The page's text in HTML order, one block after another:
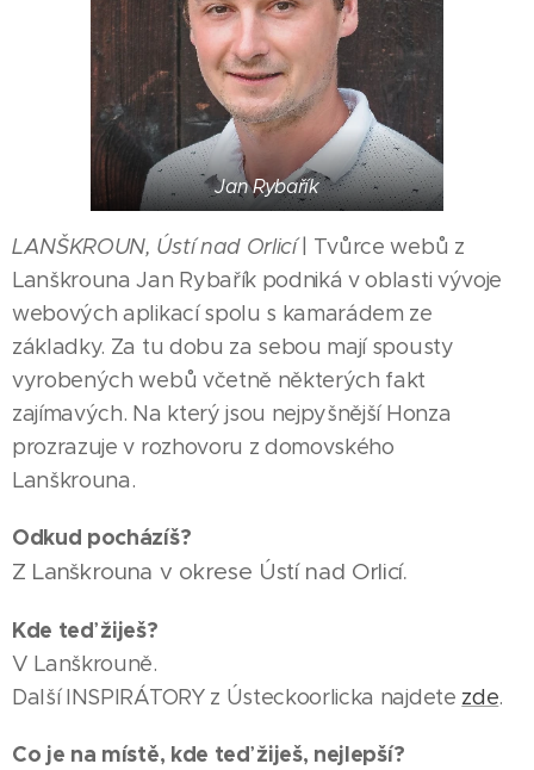
Jan Rybařík
LANŠKROUN, Ústí nad Orlicí| Tvůrce webů z
Lanškrouna Jan Rybařík podniká v oblasti vývoje
webových aplikací spolu s kamarádem ze
základky. Za tu dobu za sebou mají spousty
vyrobených webů včetně některých fakt
zajímavých. Na který jsou nejpyšnější Honza
prozrazuje v rozhovoru z domovského
Lanškrouna.
Odkud pocházíš?
Z Lanškrouna v okrese Ústí nad Orlicí.
Kde teď žiješ?
V Lanškrouně.
Další INSPIRÁTORY z Ústeckoorlicka najdete zde.
Co je na místě, kde teď žiješ, nejlepší?